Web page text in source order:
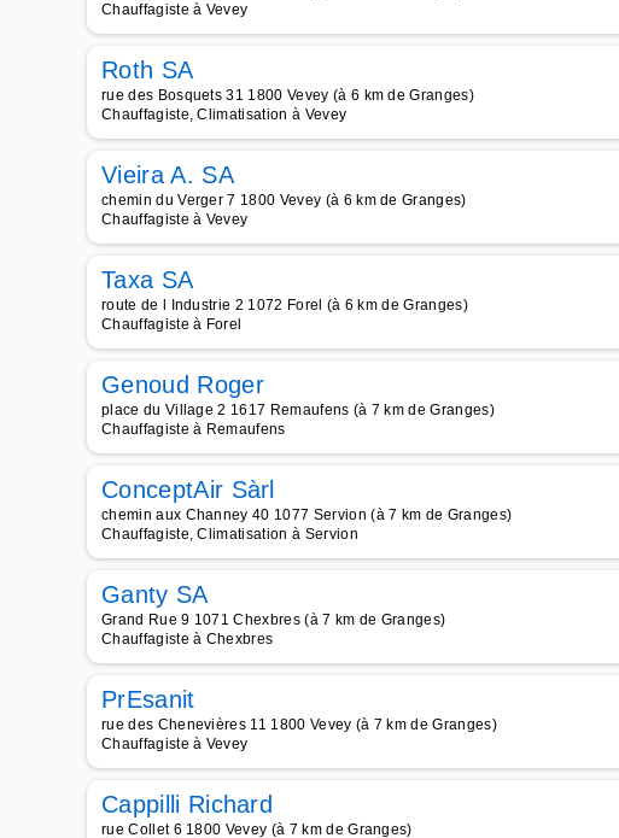
Chauffagiste à Vevey
Roth SA
rue des Bosquets 31 1800 Vevey (à 6 km de Granges)
Chauffagiste, Climatisation à Vevey
Vieira A. SA
chemin du Verger 7 1800 Vevey (à 6 km de Granges)
Chauffagiste à Vevey
Taxa SA
route de l Industrie 2 1072 Forel (à 6 km de Granges)
Chauffagiste à Forel
Genoud Roger
place du Village 2 1617 Remaufens (à 7 km de Granges)
Chauffagiste à Remaufens
ConceptAir Sàrl
chemin aux Channey 40 1077 Servion (à 7 km de Granges)
Chauffagiste, Climatisation à Servion
Ganty SA
Grand Rue 9 1071 Chexbres (à 7 km de Granges)
Chauffagiste à Chexbres
PrEsanit
rue des Chenevières 11 1800 Vevey (à 7 km de Granges)
Chauffagiste à Vevey
Cappilli Richard
rue Collet 6 1800 Vevey (à 7 km de Granges)